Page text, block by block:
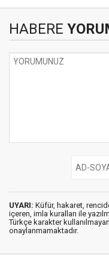
HABERE
UYARI: Küfür, hakaret,
içeren, imla kuralları ile
Türkçe karakter
onaylanmamaktadır.